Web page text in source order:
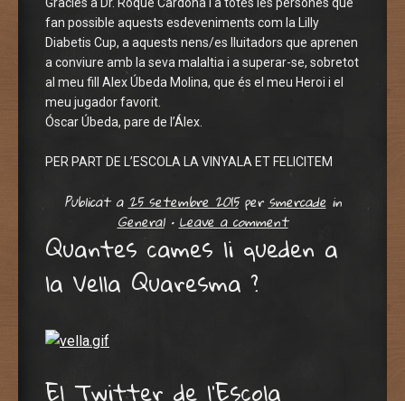
fan possible aquests esdeveniments com la Lilly
Diabetis Cup, a aquests nens/es lluitadors que aprenen
a conviure amb la seva malaltia i a superar-se, sobretot
al meu fill Alex Úbeda Molina, que és el meu Heroi i el
meu jugador favorit.
Óscar Úbeda, pare de l’Álex.
PER PART DE L’ESCOLA LA VINYALA ET FELICITEM
Publicat a25 setembre 2015persmercade in
General •Leave a comment
Quantes cames li queden a
la Vella Quaresma ?
El Twitter de l’Escola